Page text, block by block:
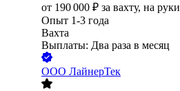
от 190 000 ₽ за вахту, на руки
Опыт 1-3 года
Вахта
Выплаты: Два раза в месяц
ООО ЛайнерТек